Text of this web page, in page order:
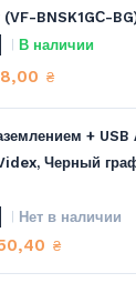
BNSK1GС-
В наличии
₴
+
Черный
Нет в наличии
₴